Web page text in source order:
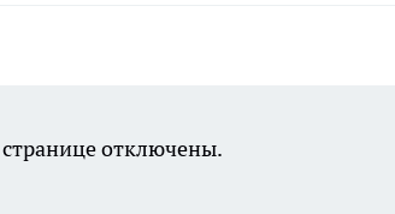
отключены.